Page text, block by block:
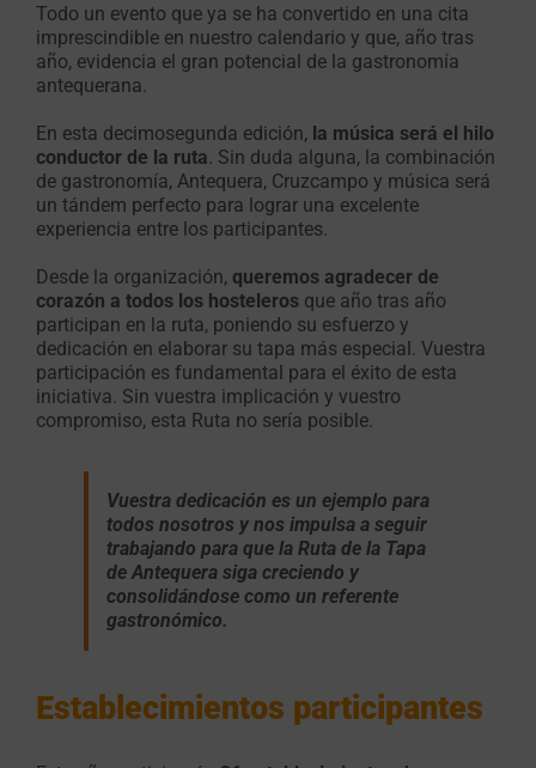
Todo un evento que ya se ha convertido en una cita
imprescindible en nuestro calendario y que, año tras
año, evidencia el gran potencial de la gastronomía
antequerana.
En esta decimosegunda edición, la música será el hilo
conductor de la ruta. Sin duda alguna, la combinación
de gastronomía, Antequera, Cruzcampo y música será
un tándem perfecto para lograr una excelente
experiencia entre los participantes.
Desde la organización, queremos agradecer de
corazón a todos los hosteleros que año tras año
participan en la ruta, poniendo su esfuerzo y
dedicación en elaborar su tapa más especial. Vuestra
participación es fundamental para el éxito de esta
iniciativa. Sin vuestra implicación y vuestro
compromiso, esta Ruta no sería posible.
Vuestra dedicación es un ejemplo para
todos nosotros y nos impulsa a seguir
trabajando para que la Ruta de la Tapa
de Antequera siga creciendo y
consolidándose como un referente
gastronómico.
Establecimientos participantes